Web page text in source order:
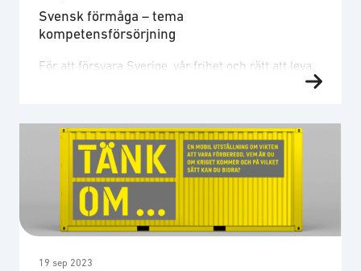
Svensk förmåga – tema
kompetensförsörjning
För att försvara Sverige, vår frihet och rätt att leva
behöver vi bli fler. Vi behöver bli fler inom olika
yrkeskategorier. Ingenjörer, lagerpersonal, jurister,
soldater, projektledare, statsvetare, HR-personal,
officerare, produktionspersonal och
administratörer – alla behövs och kan bidra till …
19 sep 2023